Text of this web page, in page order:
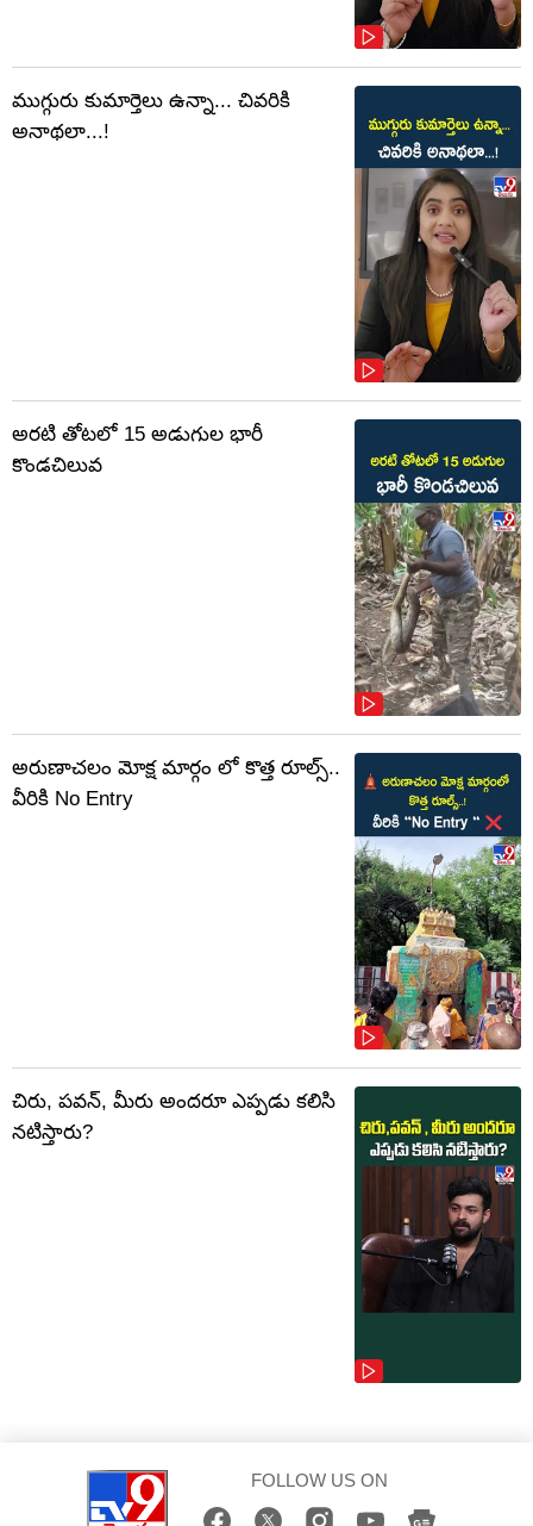
ముగ్గురు కుమార్తెలు ఉన్నా... చివరికి
అనాథలా...!
అరటి తోటలో 15 అడుగుల భారీ
కొండచిలువ
అరుణాచలం మోక్ష మార్గం లో కొత్త రూల్స్..
వీరికి No Entry
చిరు, పవన్, మీరు అందరూ ఎప్పడు కలిసి
నటిస్తారు?
FOLLOW US ON